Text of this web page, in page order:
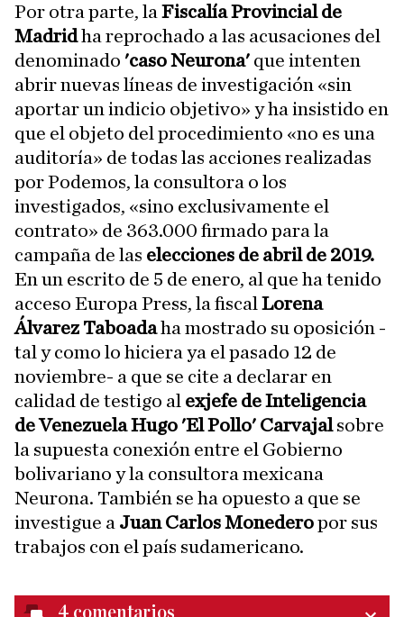
Por otra parte, la Fiscalía Provincial de
Madridha reprochado a las acusaciones del
denominado 'caso Neurona' que intenten
abrir nuevas líneas de investigación «sin
aportar un indicio objetivo» y ha insistido en
que el objeto del procedimiento «no es una
auditoría» de todas las acciones realizadas
por Podemos, la consultora o los
investigados, «sino exclusivamente el
contrato» de 363.000 firmado para la
campaña de las elecciones de abril de 2019.
En un escrito de 5 de enero, al que ha tenido
acceso Europa Press, la fiscal Lorena
Álvarez Taboadaha mostrado su oposición -
tal y como lo hiciera ya el pasado 12 de
noviembre- a que se cite a declarar en
calidad de testigo al exjefe de Inteligencia
de Venezuela Hugo 'El Pollo' Carvajalsobre
la supuesta conexión entre el Gobierno
bolivariano y la consultora mexicana
Neurona. También se ha opuesto a que se
investigue a Juan Carlos Monederopor sus
trabajos con el país sudamericano.